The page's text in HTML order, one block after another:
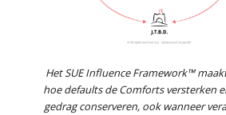
Het SUE Influence Framework™
hoe defaults de Comforts versterken
gedrag conserveren, ook wanneer